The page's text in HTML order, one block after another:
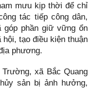
mưu kịp thời để chỉ
tác tiếp công dân,
phần giữ vững ổn
tạo điều kiện thuận
phương.
xã Bắc Quang
sản bị ảnh hưởng,